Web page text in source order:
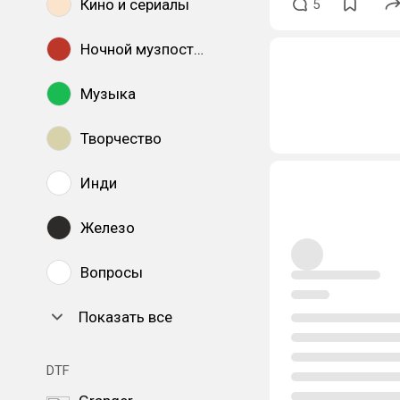
Кино и сериалы
Ночной музпостинг
Музыка
Творчество
Инди
Железо
Вопросы
Показать все
DTF
5